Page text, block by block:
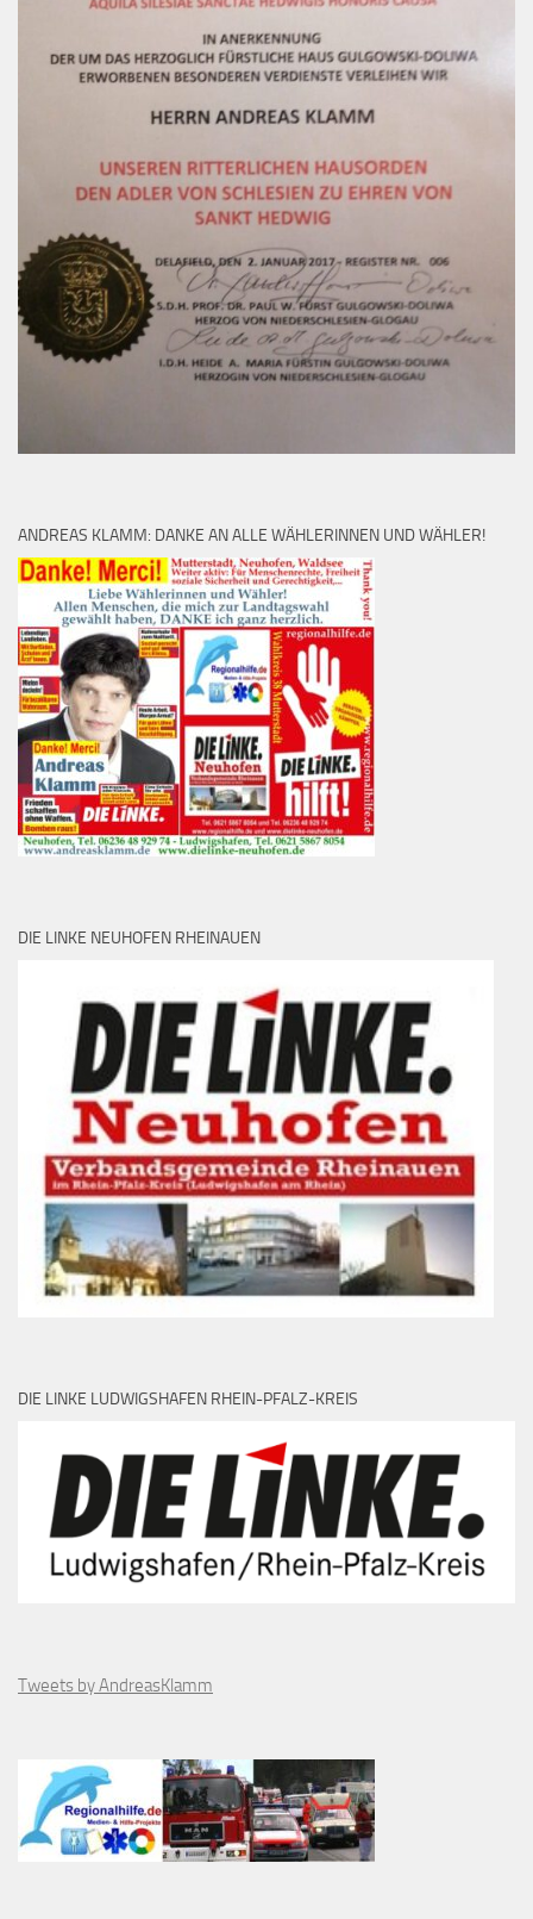
ANDREAS KLAMM: DANKE AN ALLE WÄHLERINNEN UND WÄHLER!
DIE LINKE NEUHOFEN RHEINAUEN
DIE LINKE LUDWIGSHAFEN RHEIN-PFALZ-KREIS
Tweets by AndreasKlamm